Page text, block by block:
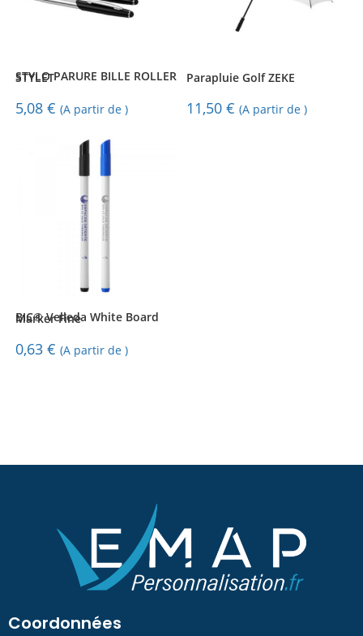
STYLO PARURE BILLE ROLLER STYLET
5,08 € (A partir de )
Parapluie Golf ZEKE
11,50€ (A partir de )
BIC® Velleda White Board Marker Fine
0,63 € (A partir de )
Coordonnées